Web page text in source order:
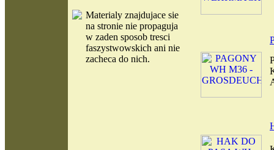
Materialy znajdujace sie
na stronie nie propaguja
w zaden sposob tresci
faszystwowskich ani nie
zacheca do nich.